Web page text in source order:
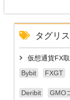
タグリ
仮想通貨FX
Bybit
FXGT
Deribit GMO